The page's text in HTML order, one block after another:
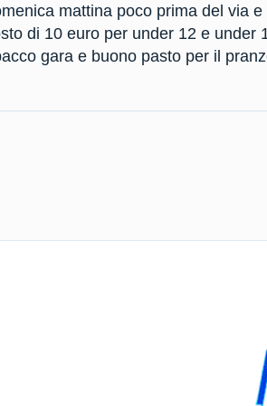
mattina poco prima del via
di 10 euro per under 12 e under
gara e buono pasto per il